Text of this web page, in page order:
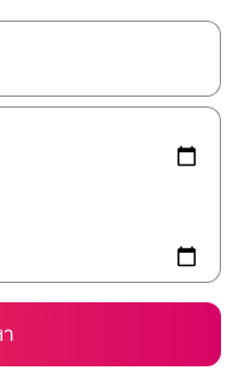
ด เพื่อสำรวจผลการค้นหา